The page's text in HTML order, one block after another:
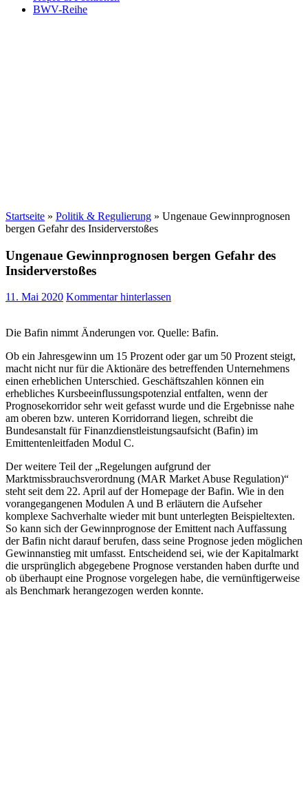
BWV-Reihe
Startseite » Politik & Regulierung » Ungenaue Gewinnprognosen
bergen Gefahr des Insiderverstoßes
Ungenaue Gewinnprognosen bergen Gefahr des
Insiderverstoßes
11. Mai 2020 Kommentar hinterlassen
Die Bafin nimmt Änderungen vor. Quelle: Bafin.
Ob ein Jahresgewinn um 15 Prozent oder gar um 50 Prozent steigt,
macht nicht nur für die Aktionäre des betreffenden Unternehmens
einen erheblichen Unterschied. Geschäftszahlen können ein
erhebliches Kursbeeinflussungspotenzial entfalten, wenn der
Prognosekorridor sehr weit gefasst wurde und die Ergebnisse nahe
am oberen bzw. unteren Korridorrand liegen, schreibt die
Bundesanstalt für Finanzdienstleistungsaufsicht (Bafin) im
Emittentenleitfaden Modul C.
Der weitere Teil der „Regelungen aufgrund der
Marktmissbrauchsverordnung (MAR Market Abuse Regulation)“
steht seit dem 22. April auf der Homepage der Bafin. Wie in den
vorangegangenen Modulen A und B erläutern die Aufseher
komplexe Sachverhalte wieder mit bunt unterlegten Beispieltexten.
So kann sich der Gewinnprognose der Emittent nach Auffassung
der Bafin nicht darauf berufen, dass seine Prognose jeden möglichen
Gewinnanstieg mit umfasst. Entscheidend sei, wie der Kapitalmarkt
die ursprünglich abgegebene Prognose verstanden haben durfte und
ob überhaupt eine Prognose vorgelegen habe, die vernünftigerweise
als Benchmark herangezogen werden konnte.